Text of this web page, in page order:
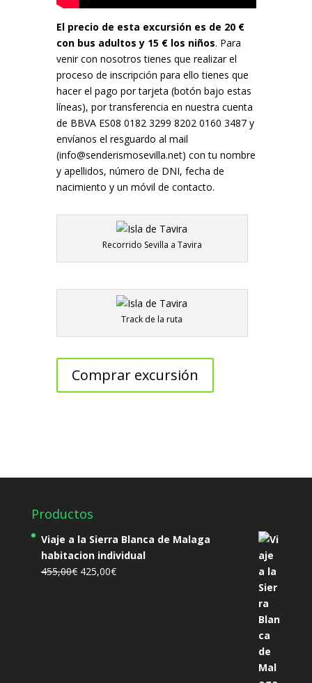
El precio de esta excursión es de 20 €
con bus adultos y 15 € los niños. Para
venir con nosotros tienes que realizar el
proceso de inscripción para ello tienes que
hacer el pago por tarjeta (botón bajo estas
líneas), por transferencia en nuestra cuenta
de BBVA ES08 0182 3299 8202 0160 3487 y
envíanos el resguardo al mail
(info@senderismosevilla.net) con tu nombre
y apellidos, número de DNI, fecha de
nacimiento y un móvil de contacto.
Recorrido Sevilla a Tavira
Track de la ruta
Comprar excursión
Productos
Viaje a la Sierra Blanca de Malaga
habitacion individual
455,00€ El
425,00€El